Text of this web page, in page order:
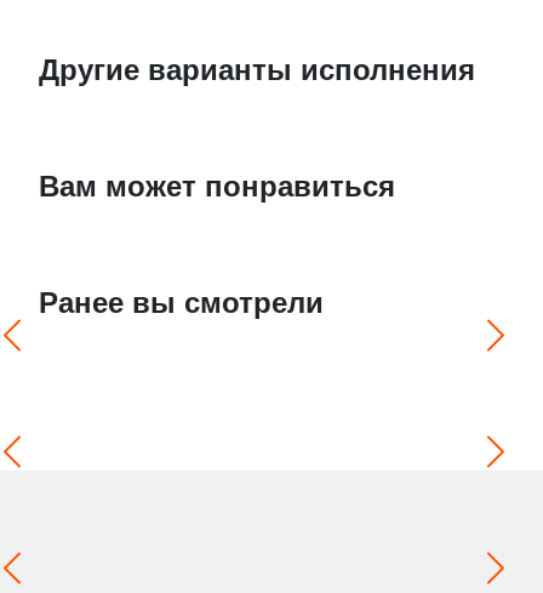
Другие варианты исполнения
Вам может понравиться
Ранее вы смотрели